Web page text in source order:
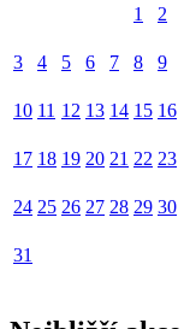
1
2
3 4 5 6 7 8 9
10 11 12 13 14 15 16
17 18 19 20 21 22 23
24 25 26 27 28 29 30
31